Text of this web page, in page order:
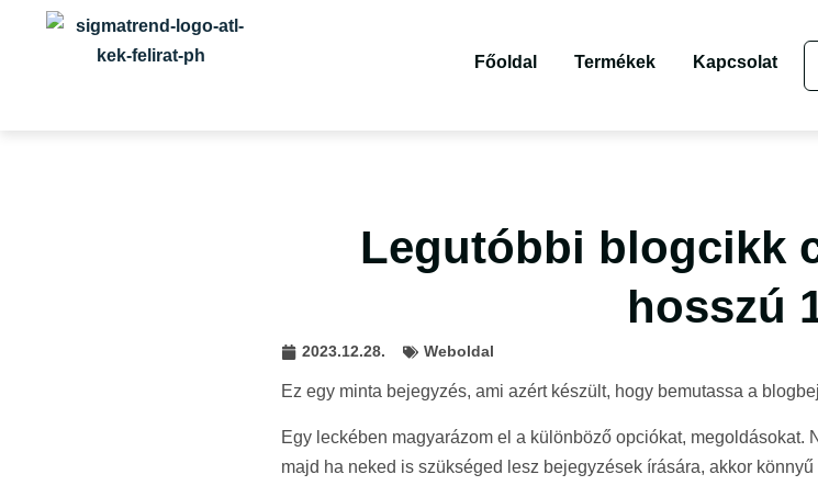
Főoldal Termékek Kapcsolat
Legutóbbi blogcikk
hosszú
2023.12.28. Weboldal
Ez egy minta bejegyzés, ami azért készült, hogy bemutassa a
Egy leckében magyarázom el a különböző opciókat, megoldásokat.
majd ha neked is szükséged lesz bejegyzések írására, akkor